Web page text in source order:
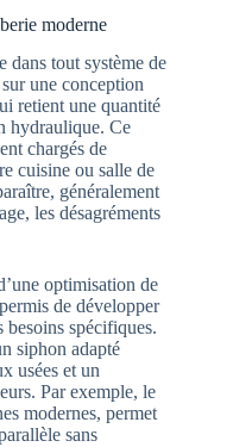
moderne
dans tout système de
une conception
retient une quantité
hydraulique. Ce
chargés de
cuisine ou salle de
généralement
les désagréments
optimisation de
de développer
besoins spécifiques.
siphon adapté
usées et un
Par exemple, le
modernes, permet
sans